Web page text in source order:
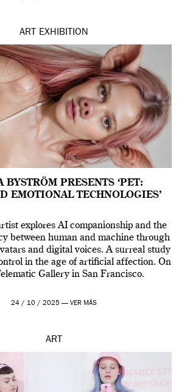
ART EXHIBITION
BYSTRÖM PRESENTS ‘PET:
EMOTIONAL TECHNOLOGIES’
explores AI companionship and the
between human and machine through
and digital voices. A surreal study
in the age of artificial affection. On
Gallery in San Francisco.
24 / 10 / 2025 — VER MÁS
ART